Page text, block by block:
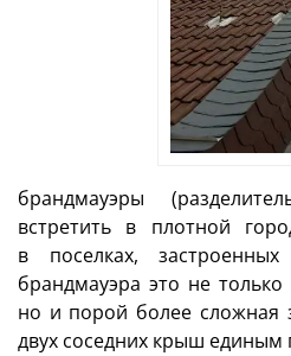
брандмауэры
встретить в плотной
в поселках,
брандмауэра это не
но и порой более сложная
двух соседних крыш